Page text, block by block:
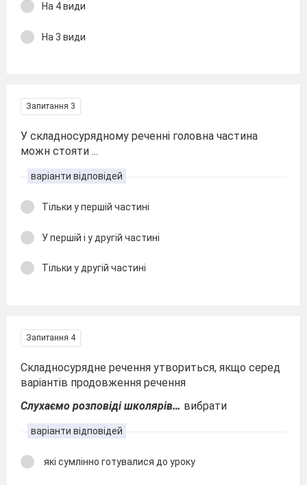
На 4 види
На 3 види
Запитання 3
У складносурядному реченні головна частина
можн стояти ...
варіанти відповідей
Тільки у першій частині
У першій і у другій частині
Тільки у другій частині
Запитання 4
Складносурядне речення утвориться, якщо серед
варіантів продовження речення
Слухаємо розповіді школярів… вибрати
варіанти відповідей
які сумлінно готувалися до уроку